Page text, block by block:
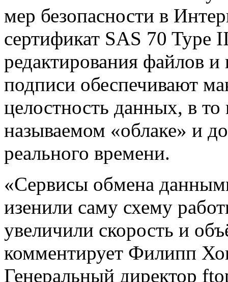
мер безопасности в
сертификат SAS 70 Type
редактирования файлов
подписи обеспечивают
целостность данных, в
называемом «облаке» и
реального времени.
«Сервисы обмена
изенили саму схему
увеличили скорость и
комментирует Филипп
Генеральный директор